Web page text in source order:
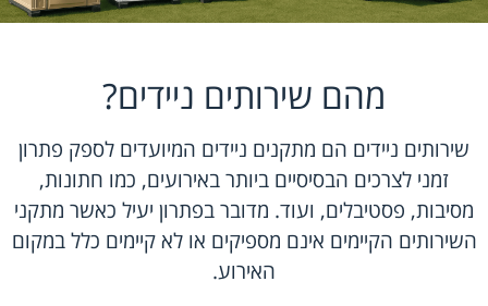
מהם שירותים ניידים?
שירותים ניידים הם מתקנים ניידים המיועדים לספק פתרון
זמני לצרכים הבסיסיים ביותר באירועים, כמו חתונות,
מסיבות, פסטיבלים, ועוד. מדובר בפתרון יעיל כאשר מתקני
השירותים הקיימים אינם מספיקים או לא קיימים כלל במקום
האירוע.